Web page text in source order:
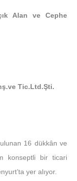
Alan ve Cephe
Tic.Ltd.Şti.
16 dükkân ve
konseptli bir ticari
yer alıyor.